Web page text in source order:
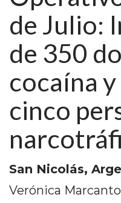
PEDIDOS POR
TIENDA ONLINE
EN ARGENTINA:
CHANGUITO.COM.AR
OTRAS
VENTA POR
DE COMIDA POR
de Julio:
de 350
cocaína
cinco
San Nicolás,
Verónica